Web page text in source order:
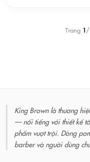
Trang 1/
King Brown là thương
— nổi tiếng với thiết kế
phẩm vượt trội. Dòng
barber và người dùng